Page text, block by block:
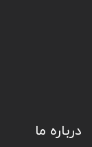
درباره ما